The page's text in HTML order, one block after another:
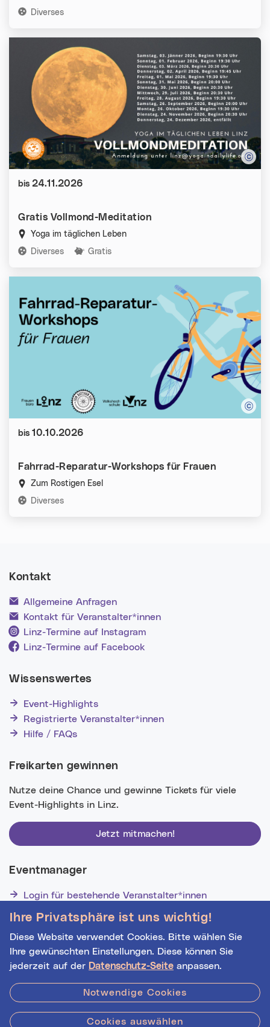
Datenquelle:basemap.at
Kategorien:
Diverses
Gratis Vollmond-Meditation
Yoga im täglichen Leben
Kategorien:
Diverses Gratis
Datum:
bis 24.11.2026
Fahrrad-Reparatur-Workshops für Frauen
Zum Rostigen Esel
Kategorien:
Diverses
Datum:
bis 10.10.2026
Ihre Privatsphäre ist uns wichtig!
Diese Website verwendet Cookies. Bitte wählen Sie
Ihre gewünschten Einstellungen. Diese können Sie
jederzeit auf der Datenschutz-Seite anpassen.
Notwendige Cookies
Cookies auswählen
Kontakt
Allgemeine Anfragen
Kontakt für Veranstalter*innen
Linz-Termine auf Instagram
Linz-Termine auf Facebook
Wissenswertes
Event-Highlights
Registrierte Veranstalter*innen
Hilfe / FAQs
Freikarten gewinnen
Nutze deine Chance und gewinne Tickets für viele
Event-Highlights in Linz.
Jetzt mitmachen!
Eventmanager
Login für bestehende Veranstalter*innen
Veranstalter*innen!